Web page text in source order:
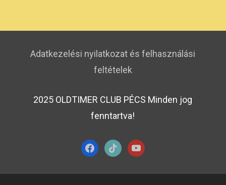
Adatkezelési nyilatkozat és felhasználási
feltételek
2025 OLDTIMER CLUB PÉCS Minden jog
fenntartva!
facebook
tiktok youtube